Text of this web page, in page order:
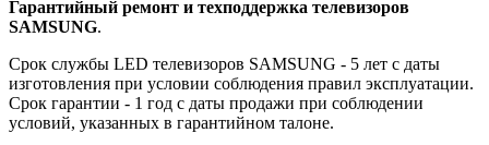
Гарантийный ремонт и техподдержка телевизоров
SAMSUNG.
Срок службы LED телевизоров SAMSUNG - 5 лет с даты
изготовления при условии соблюдения правил эксплуатации.
Срок гарантии - 1 год с даты продажи при соблюдении
условий, указанных в гарантийном талоне.